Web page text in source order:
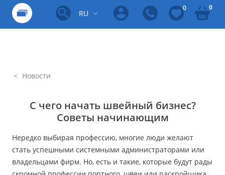
RU
0 0
Новости
С чего начать швейный бизнес?
Советы начинающим
Нередко выбирая профессию, многие люди желают
стать успешными системными администраторами или
владельцами фирм. Но, есть и такие, которые будут рады